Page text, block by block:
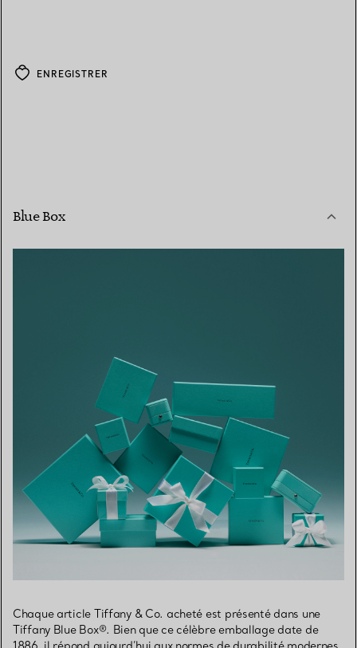
ENREGISTRER
Blue Box
Chaque article Tiffany & Co. acheté est présenté dans une
Tiffany Blue Box®. Bien que ce célèbre emballage date de